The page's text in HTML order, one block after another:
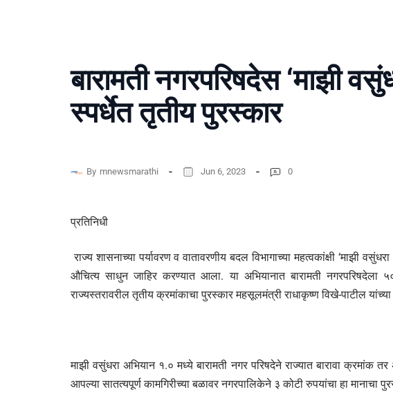
बारामती नगरपरिषदेस ‘माझी
स्पर्धेत तृतीय पुरस्कार
By mnewsmarathi Jun 6, 2023 0
प्रतिनिधी
राज्य शासनाच्या पर्यावरण व वातावरणीय बदल विभागाच्या महत्वकांक्षी ‘माझी
औचित्य साधुन जाहिर करण्यात आला. या अभियानात बारामती
राज्यस्तरावरील तृतीय क्रमांकाचा पुरस्कार महसूलमंत्री राधाकृष्ण विखे-पाटील
माझी वसुंधरा अभियान १.० मध्ये बारामती नगर परिषदेने राज्यात बारावा क्रमांक
आपल्या सातत्यपूर्ण कामगिरीच्या बळावर नगरपालिकेने ३ कोटी रुपयांचा हा मानाचा